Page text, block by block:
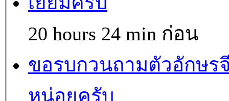
20 hours 24 min ก่อน
ขอรบกวนถามตัวอักษร
หน่อยครับ